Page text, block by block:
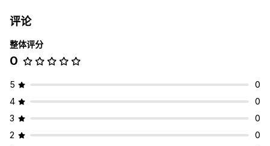
评论
整体评分
0
5
0
4
0
3
0
2
0